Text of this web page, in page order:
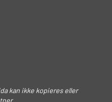
kan ikke kopieres eller